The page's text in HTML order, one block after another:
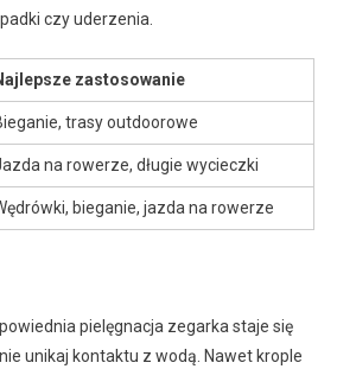
czy uderzenia.
zastosowanie
trasy outdoorowe
na rowerze, długie wycieczki
bieganie, jazda na rowerze
pielęgnacja zegarka staje się
unikaj kontaktu z wodą. Nawet krople